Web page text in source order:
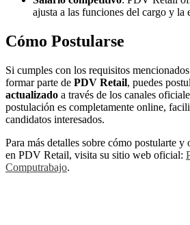
ajusta a las funciones del cargo y la
Cómo Postularse
Si cumples con los requisitos
formar parte de PDV Retail, puedes
actualizado a través de los canales
postulación es completamente online,
candidatos interesados.
Para más detalles sobre cómo postularte y
en PDV Retail, visita su sitio web oficial:
Computrabajo.